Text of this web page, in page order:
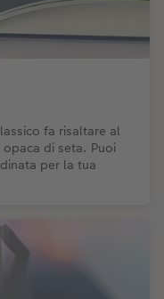
fa risaltare al
di seta. Puoi
per la tua